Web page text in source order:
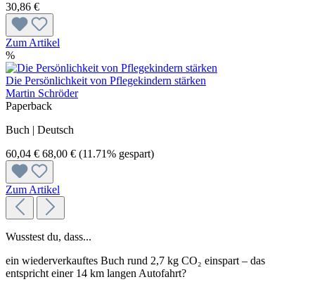
30,86 €
Zum Artikel
%
Die Persönlichkeit von Pflegekindern stärken
Martin Schröder
Paperback
Buch | Deutsch
60,04 € 68,00 € (11.71% gespart)
Zum Artikel
Wusstest du, dass...
ein wiederverkauftes Buch rund 2,7 kg CO₂ einspart – das
entspricht einer 14 km langen Autofahrt?